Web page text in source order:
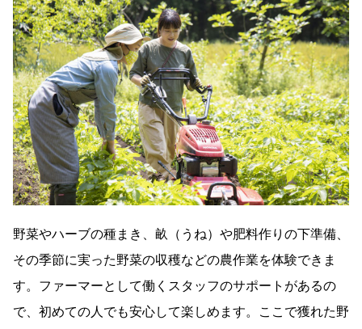
野菜やハーブの種まき、畝（うね）や肥料作りの下準備、
その季節に実った野菜の収穫などの農作業を体験できま
す。ファーマーとして働くスタッフのサポートがあるの
で、初めての人でも安心して楽しめます。ここで獲れた野